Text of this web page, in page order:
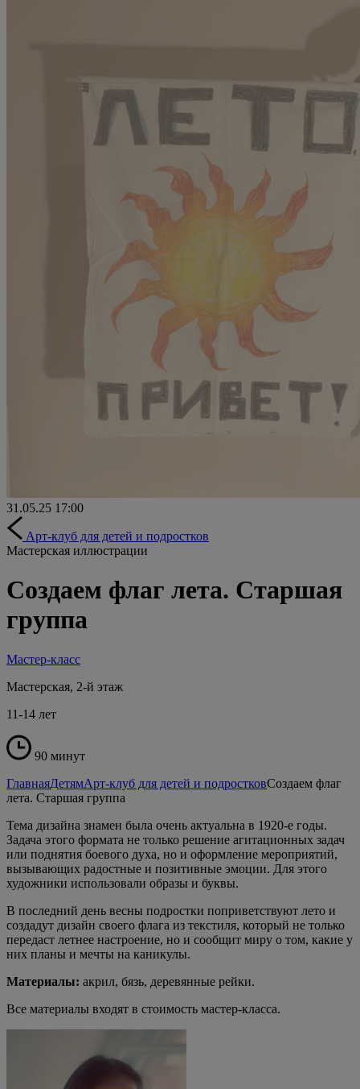
31.05.25 17:00
Арт-клуб для детей и подростков
Мастерская иллюстрации
Создаем флаг лета. Старшая
группа
Мастер-класс
Мастерская, 2-й этаж
11-14 лет
90 минут
ГлавнаяДетямАрт-клуб для детей и подростковСоздаем флаг
лета. Старшая группа
Тема дизайна знамен была очень актуальна в 1920-е годы.
Задача этого формата не только решение агитационных задач
или поднятия боевого духа, но и оформление мероприятий,
вызывающих радостные и позитивные эмоции. Для этого
художники использовали образы и буквы.
В последний день весны подростки поприветствуют лето и
создадут дизайн своего флага из текстиля, который не только
передаст летнее настроение, но и сообщит миру о том, какие у
них планы и мечты на каникулы.
Материалы: акрил, бязь, деревянные рейки.
Все материалы входят в стоимость мастер-класса.